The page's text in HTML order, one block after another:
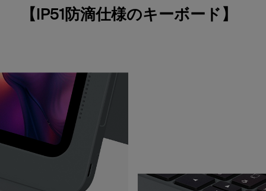
【IP51防滴仕様のキーボード】